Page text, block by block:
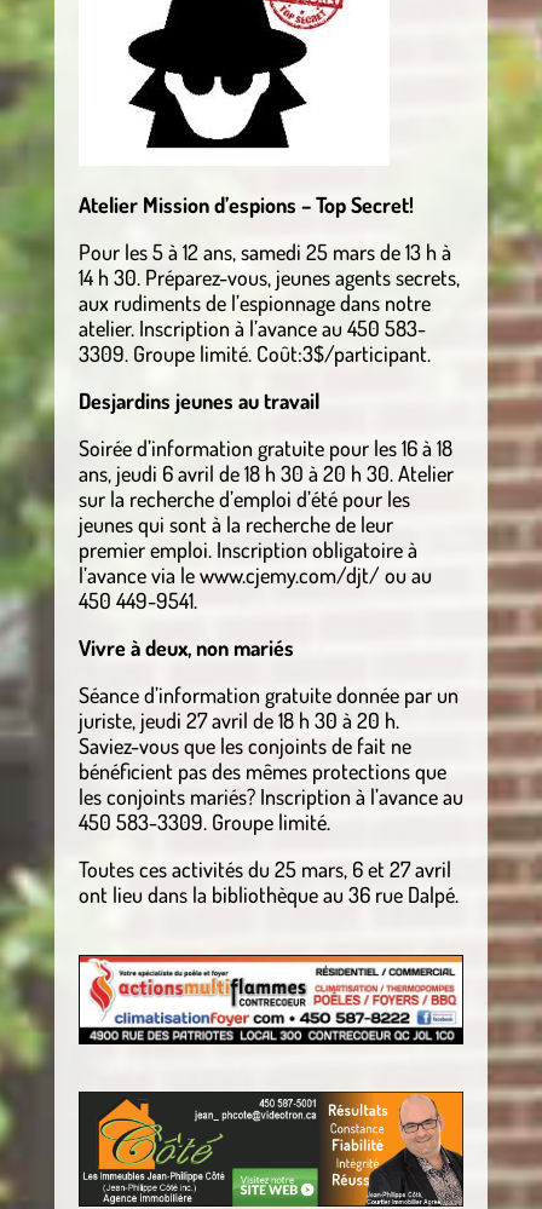
Atelier Mission d’espions – Top Secret!
Pour les 5 à 12 ans, samedi 25 mars de 13 h à
14 h 30. Préparez-vous, jeunes agents secrets,
aux rudiments de l’espionnage dans notre
atelier. Inscription à l’avance au 450 583-
3309. Groupe limité. Coût:3$/participant.
Desjardins jeunes au travail
Soirée d’information gratuite pour les 16 à 18
ans, jeudi 6 avril de 18 h 30 à 20 h 30. Atelier
sur la recherche d’emploi d’été pour les
jeunes qui sont à la recherche de leur
premier emploi. Inscription obligatoire à
l’avance via le www.cjemy.com/djt/ ou au
450 449-9541.
Vivre à deux, non mariés
Séance d’information gratuite donnée par un
juriste, jeudi 27 avril de 18 h 30 à 20 h.
Saviez-vous que les conjoints de fait ne
bénéficient pas des mêmes protections que
les conjoints mariés? Inscription à l’avance au
450 583-3309. Groupe limité.
Toutes ces activités du 25 mars, 6 et 27 avril
ont lieu dans la bibliothèque au 36 rue Dalpé.